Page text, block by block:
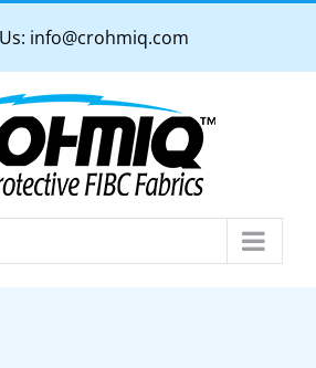
info@crohmiq.com